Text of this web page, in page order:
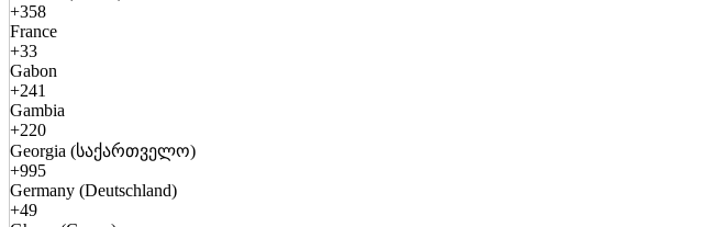
+358
France
+33
Gabon
+241
Gambia
+220
Georgia (საქართველო)
+995
Germany (Deutschland)
+49